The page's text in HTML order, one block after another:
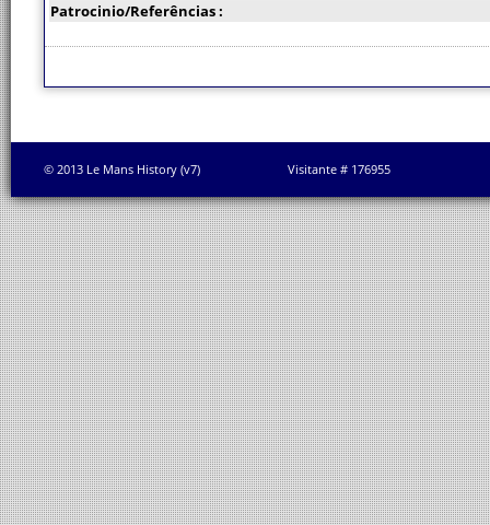
Patrocinio/Referências :
© 2013 Le Mans History (v7) Visitante # 176955